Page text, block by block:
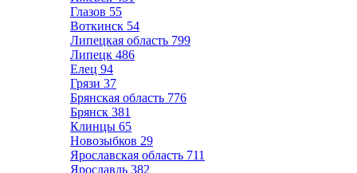
Глазов 55
Воткинск 54
Липецкая область 799
Липецк 486
Елец 94
Грязи 37
Брянская область 776
Брянск 381
Клинцы 65
Новозыбков 29
Ярославская область 711
Ярославль 382